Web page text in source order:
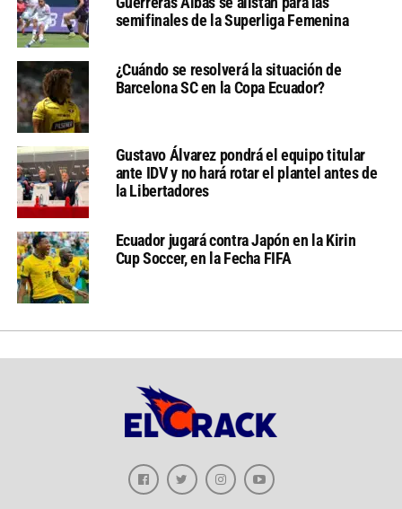
semifinales de la Superliga Femenina
¿Cuándo se resolverá la situación de
Barcelona SC en la Copa Ecuador?
Gustavo Álvarez pondrá el equipo titular
ante IDV y no hará rotar el plantel antes de
la Libertadores
Ecuador jugará contra Japón en la Kirin
Cup Soccer, en la Fecha FIFA